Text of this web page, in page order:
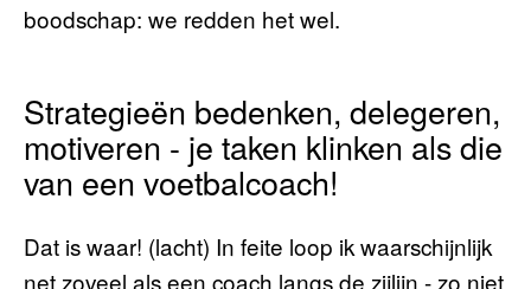
boodschap: we redden het wel.
Strategieën bedenken, delegeren,
motiveren - je taken klinken als die
van een voetbalcoach!
Dat is waar! (lacht) In feite loop ik waarschijnlijk
net zoveel als een coach langs de zijlijn - zo niet